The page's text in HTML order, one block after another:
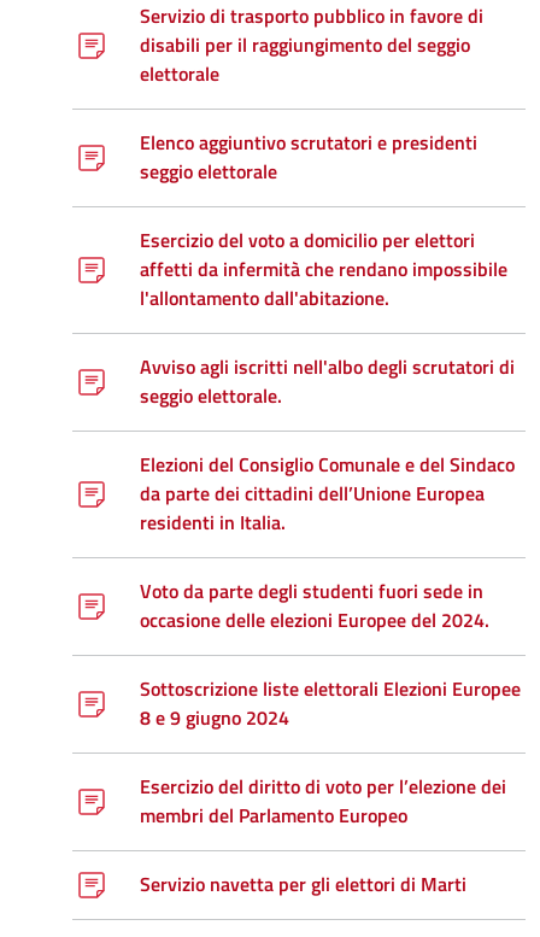
Servizio di trasporto pubblico in favore di
disabili per il raggiungimento del seggio
elettorale
Elenco aggiuntivo scrutatori e presidenti
seggio elettorale
Esercizio del voto a domicilio per elettori
affetti da infermità che rendano impossibile
l'allontamento dall'abitazione.
Avviso agli iscritti nell'albo degli scrutatori di
seggio elettorale.
Elezioni del Consiglio Comunale e del Sindaco
da parte dei cittadini dell’Unione Europea
residenti in Italia.
Voto da parte degli studenti fuori sede in
occasione delle elezioni Europee del 2024.
Sottoscrizione liste elettorali Elezioni Europee
8 e 9 giugno 2024
Esercizio del diritto di voto per l’elezione dei
membri del Parlamento Europeo
Servizio navetta per gli elettori di Marti